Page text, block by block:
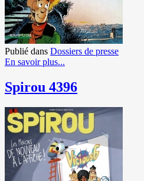
Publié dans Dossiers de presse
En savoir plus...
Spirou 4396